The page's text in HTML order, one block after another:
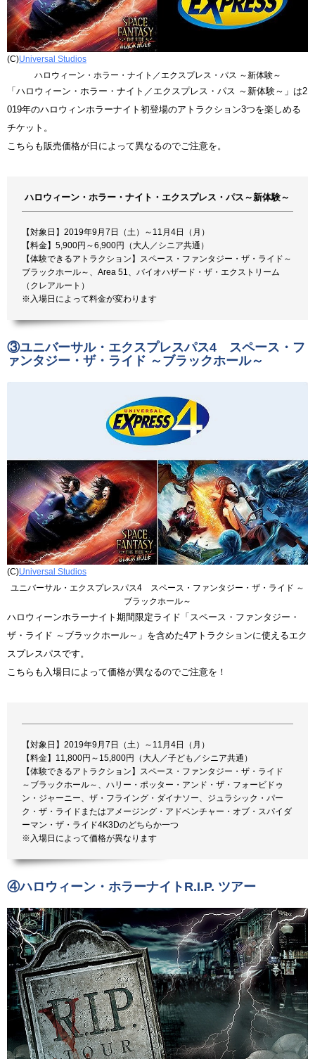
(C)Universal Studios
ハロウィーン・ホラー・ナイト／エクスプレス・パス ～新体験～
「ハロウィーン・ホラー・ナイト／エクスプレス・パス ～新体験～」は2
019年のハロウィンホラーナイト初登場のアトラクション3つを楽しめる
チケット。
こちらも販売価格が日によって異なるのでご注意を。
ハロウィーン・ホラー・ナイト・エクスプレス・パス～新体験～
【対象日】2019年9月7日（土）～11月4日（月）
【料金】5,900円～6,900円（大人／シニア共通）
【体験できるアトラクション】スペース・ファンタジー・ザ・ライド～
ブラックホール～、Area 51、バイオハザード・ザ・エクストリーム
（クレアルート）
※入場日によって料金が変わります
③ユニバーサル・エクスプレスパス4 スペース・フ
ァンタジー・ザ・ライド ～ブラックホール～
(C)Universal Studios
ユニバーサル・エクスプレスパス4 スペース・ファンタジー・ザ・ライド ～
ブラックホール～
ハロウィーンホラーナイト期間限定ライド「スペース・ファンタジー・
ザ・ライド ～ブラックホール～」を含めた4アトラクションに使えるエク
スプレスパスです。
こちらも入場日によって価格が異なるのでご注意を！
【対象日】2019年9月7日（土）～11月4日（月）
【料金】11,800円～15,800円（大人／子ども／シニア共通）
【体験できるアトラクション】スペース・ファンタジー・ザ・ライド
～ブラックホール～、ハリー・ポッター・アンド・ザ・フォービドゥ
ン・ジャーニー、ザ・フライング・ダイナソー、ジュラシック・パー
ク・ザ・ライドまたはアメージング・アドベンチャー・オブ・スパイダ
ーマン・ザ・ライド4K3Dのどちらか一つ
※入場日によって価格が異なります
④ハロウィーン・ホラーナイトR.I.P. ツアー